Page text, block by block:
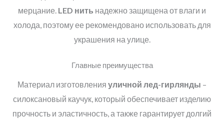
мерцание. LED нить надежно защищена от влаги и
холода, поэтому ее рекомендовано использовать для
украшения на улице.
Главные преимущества
Материал изготовления уличной лед-гирлянды –
силоксановый каучук, который обеспечивает изделию
прочность и эластичность, а также гарантирует долгий